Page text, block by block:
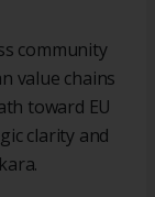
community
value chains
toward EU
clarity and